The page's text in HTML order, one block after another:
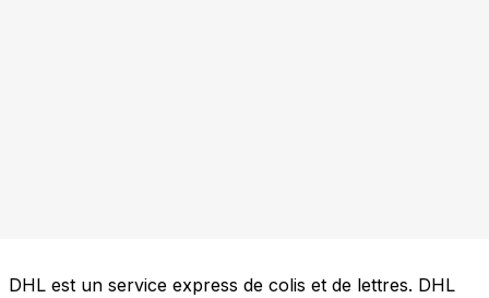
DHL est un service express de colis et de lettres. DHL